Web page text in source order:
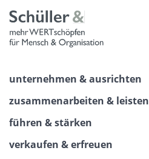
content
unternehmen & ausrichten
zusammenarbeiten & leisten
führen & stärken
verkaufen & erfreuen